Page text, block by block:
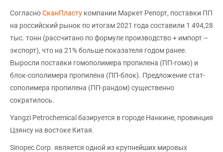
СогласноСканПласту компании Маркет Репорт, поставки ПП
на российский рынок по итогам 2021 года составили 1 494,28
тыс. тонн (рассчитано по формуле производство + импорт –
экспорт), что на 21% больше показателя годом ранее.
Выросли поставки гомополимера пропилена (ПП-гомо) и
блок-сополимера пропилена (ПП-блок). Предложение стат-
сополимера пропилена (ПП-рандом) существенно
сократилось.
Yangzi Petrochemical базируется в городе Нанкине, провинция
Цзянсу на востоке Китая.
Sinopec Corp. является одной из крупнейших мировых